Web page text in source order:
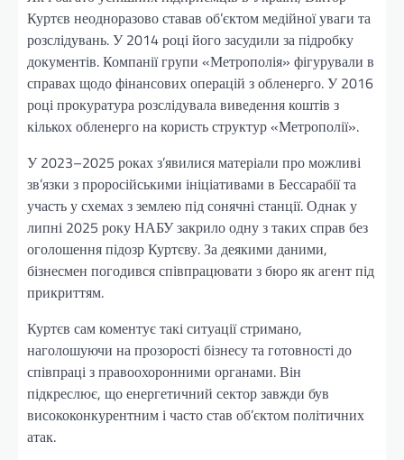
Куртєв неодноразово ставав об’єктом медійної уваги та
розслідувань. У 2014 році його засудили за підробку
документів. Компанії групи «Метрополія» фігурували в
справах щодо фінансових операцій з обленерго. У 2016
році прокуратура розслідувала виведення коштів з
кількох обленерго на користь структур «Метрополії».
У 2023–2025 роках з’явилися матеріали про можливі
зв’язки з проросійськими ініціативами в Бессарабії та
участь у схемах з землею під сонячні станції. Однак у
липні 2025 року НАБУ закрило одну з таких справ без
оголошення підозр Куртєву. За деякими даними,
бізнесмен погодився співпрацювати з бюро як агент під
прикриттям.
Куртєв сам коментує такі ситуації стримано,
наголошуючи на прозорості бізнесу та готовності до
співпраці з правоохоронними органами. Він
підкреслює, що енергетичний сектор завжди був
висококонкурентним і часто став об’єктом політичних
атак.